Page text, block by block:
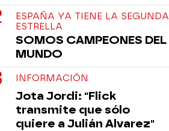
ESPAÑA YA TIENE LA SEGUNDA
ESTRELLA
SOMOS CAMPEONES DEL
MUNDO
INFORMACIÓN
Jota Jordi: "Flick
transmite que sólo
quiere a Julián Alvarez"